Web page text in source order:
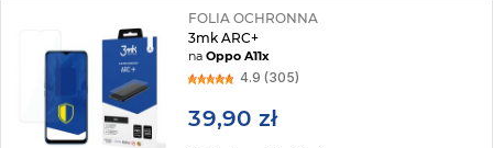
FOLIA OCHRONNA
3mk ARC+
naOppo A11x
4.9 (305)
39,90 zł